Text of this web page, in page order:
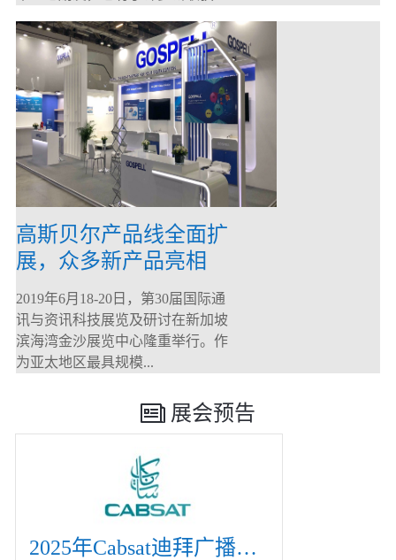
高斯贝尔产品线全面扩
展，众多新产品亮相
CommunicAsia 2019
2019年6月18-20日，第30届国际通
讯与资讯科技展览及研讨在新加坡
滨海湾金沙展览中心隆重举行。作
为亚太地区最具规模...
展会预告
2025年Cabsat迪拜广播电视展